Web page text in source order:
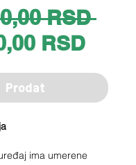
RSD
RSDSale
Price
Prodat
ima umerene